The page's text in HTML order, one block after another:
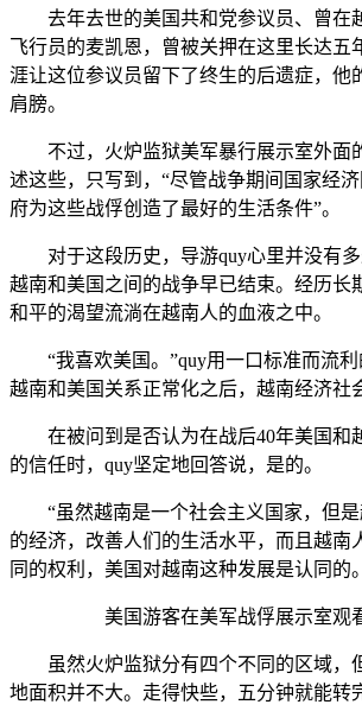
去年去世的美国共和党参议员、曾在
飞行员的麦凯恩，曾被关押在这里长达五
涯让这位参议员留下了终生的后遗症，他
肩膀。
不过，火炉监狱美军暴行展示室外面
述这些，只写到，“尽管战争期间国家经
府为这些战俘创造了最好的生活条件”。
对于这段历史，导游quy心里并没有多
越南和美国之间的战争早已结束。经历长
和平的渴望流淌在越南人的血液之中。
“我喜欢美国。”quy用一口标准而流利
越南和美国关系正常化之后，越南经济社
在被问到是否认为在战后40年美国和
的信任时，quy坚定地回答说，是的。
“虽然越南是一个社会主义国家，但是
的经济，改善人们的生活水平，而且越南
同的权利，美国对越南这种发展是认同的
美国游客在美军战俘展示室观
虽然火炉监狱分有四个不同的区域，
地面积并不大。走得快些，五分钟就能转